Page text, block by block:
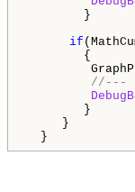
}
if
{
//---
}
}
}